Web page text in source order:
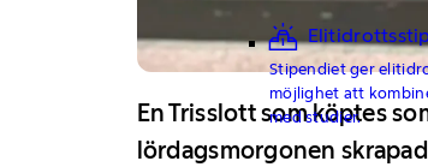
Stipendiet ger
möjlighet att
med studier.
En Trisslott som köptes
lördagsmorgonen